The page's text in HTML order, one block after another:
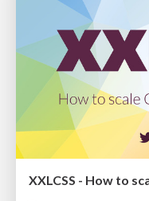
XXLCSS - How to